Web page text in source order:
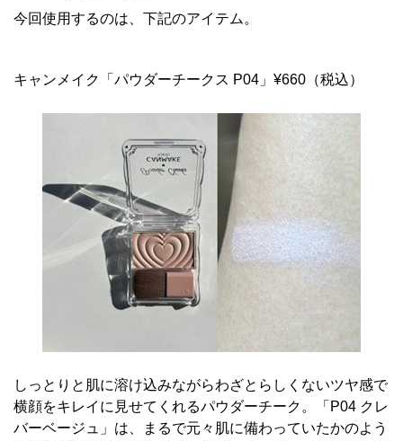
今回使用するのは、下記のアイテム。
キャンメイク「パウダーチークス P04」¥660（税込）
しっとりと肌に溶け込みながらわざとらしくないツヤ感で
横顔をキレイに見せてくれるパウダーチーク。「P04 クレ
バーベージュ」は、まるで元々肌に備わっていたかのよう